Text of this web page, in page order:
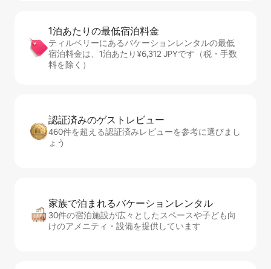
1泊あたりの最⁠低⁠宿⁠泊⁠料⁠金
ティルベリーにあるバケーションレンタルの最低
宿泊料金は、1泊あたり¥6,312 JPYです（税・手数
料を除く）
認証済みのゲ⁠ス⁠ト⁠レ⁠ビ⁠ュ⁠ー
460件を超える認証済みレビューを参考に選びまし
ょう
家族で泊まれるバ⁠ケ⁠ー⁠シ⁠ョ⁠ンレ⁠ン⁠タ⁠ル
30件の宿泊施設が広々としたスペースや子ども向
けのアメニティ・設備を提供しています